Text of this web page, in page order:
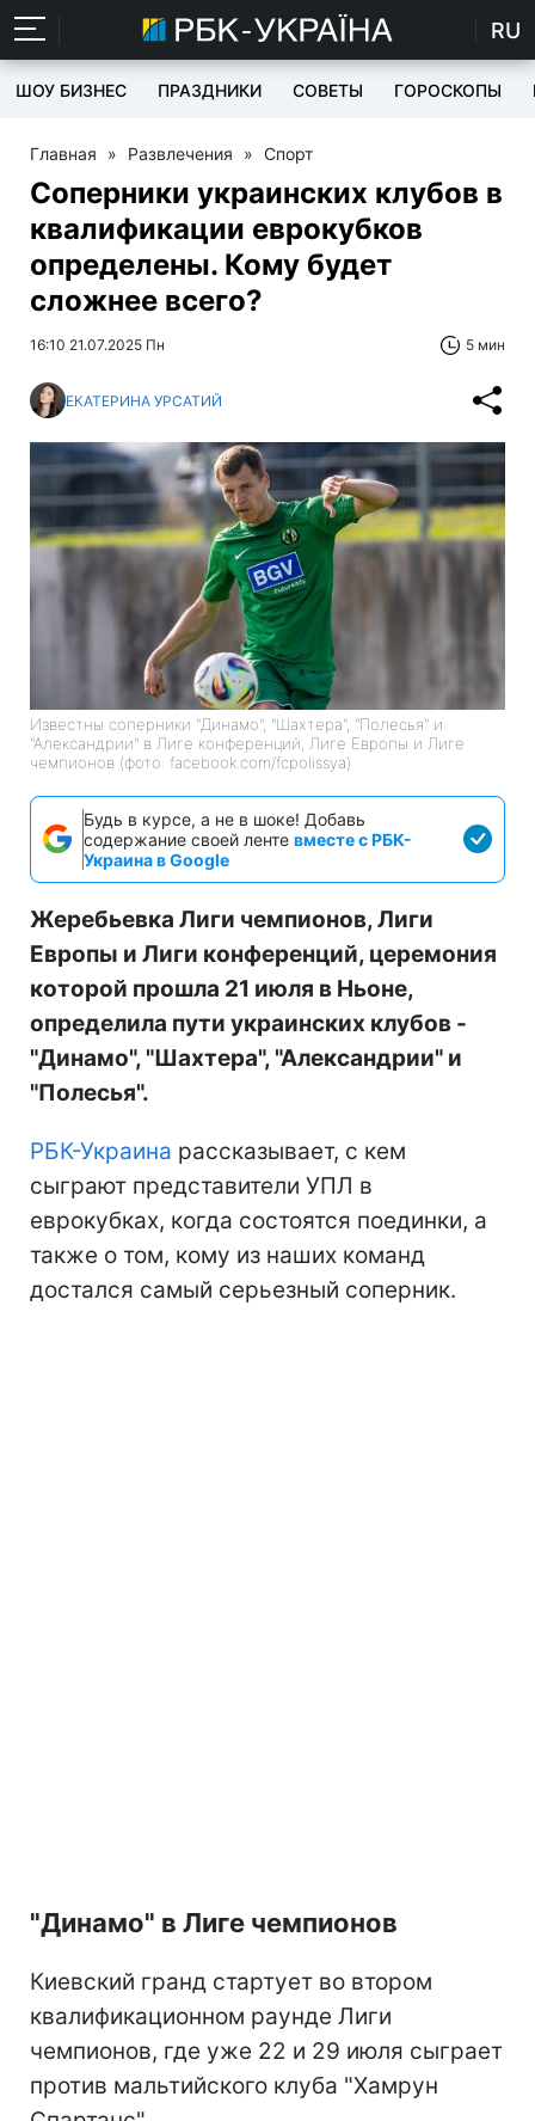
RU
ШОУ БИЗНЕС ПРАЗДНИКИ СОВЕТЫ ГОРОСКОПЫ
Главная » Развлечения » Спорт
Соперники украинских клубов в
квалификации еврокубков
определены. Кому будет
сложнее всего?
16:10 21.07.2025 Пн 5 мин
ЕКАТЕРИНА УРСАТИЙ
Известны соперники "Динамо", "Шахтера", "Полесья" и
"Александрии" в Лиге конференций, Лиге Европы и Лиге
чемпионов (фото: facebook.com/fcpolissya)
Будь в курсе, а не в шоке! Добавь
содержание своей ленте вместе с РБК-
Украина в Google
Жеребьевка Лиги чемпионов, Лиги
Европы и Лиги конференций, церемония
которой прошла 21 июля в Ньоне,
определила пути украинских клубов -
"Динамо", "Шахтера", "Александрии" и
"Полесья".
РБК-Украина рассказывает, с кем
сыграют представители УПЛ в
еврокубках, когда состоятся поединки, а
также о том, кому из наших команд
достался самый серьезный соперник.
"Динамо" в Лиге чемпионов
Киевский гранд стартует во втором
квалификационном раунде Лиги
чемпионов, где уже 22 и 29 июля сыграет
против мальтийского клуба "Хамрун